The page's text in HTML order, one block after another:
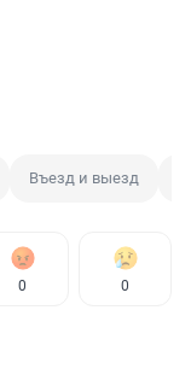
Въезд и выезд
0 0